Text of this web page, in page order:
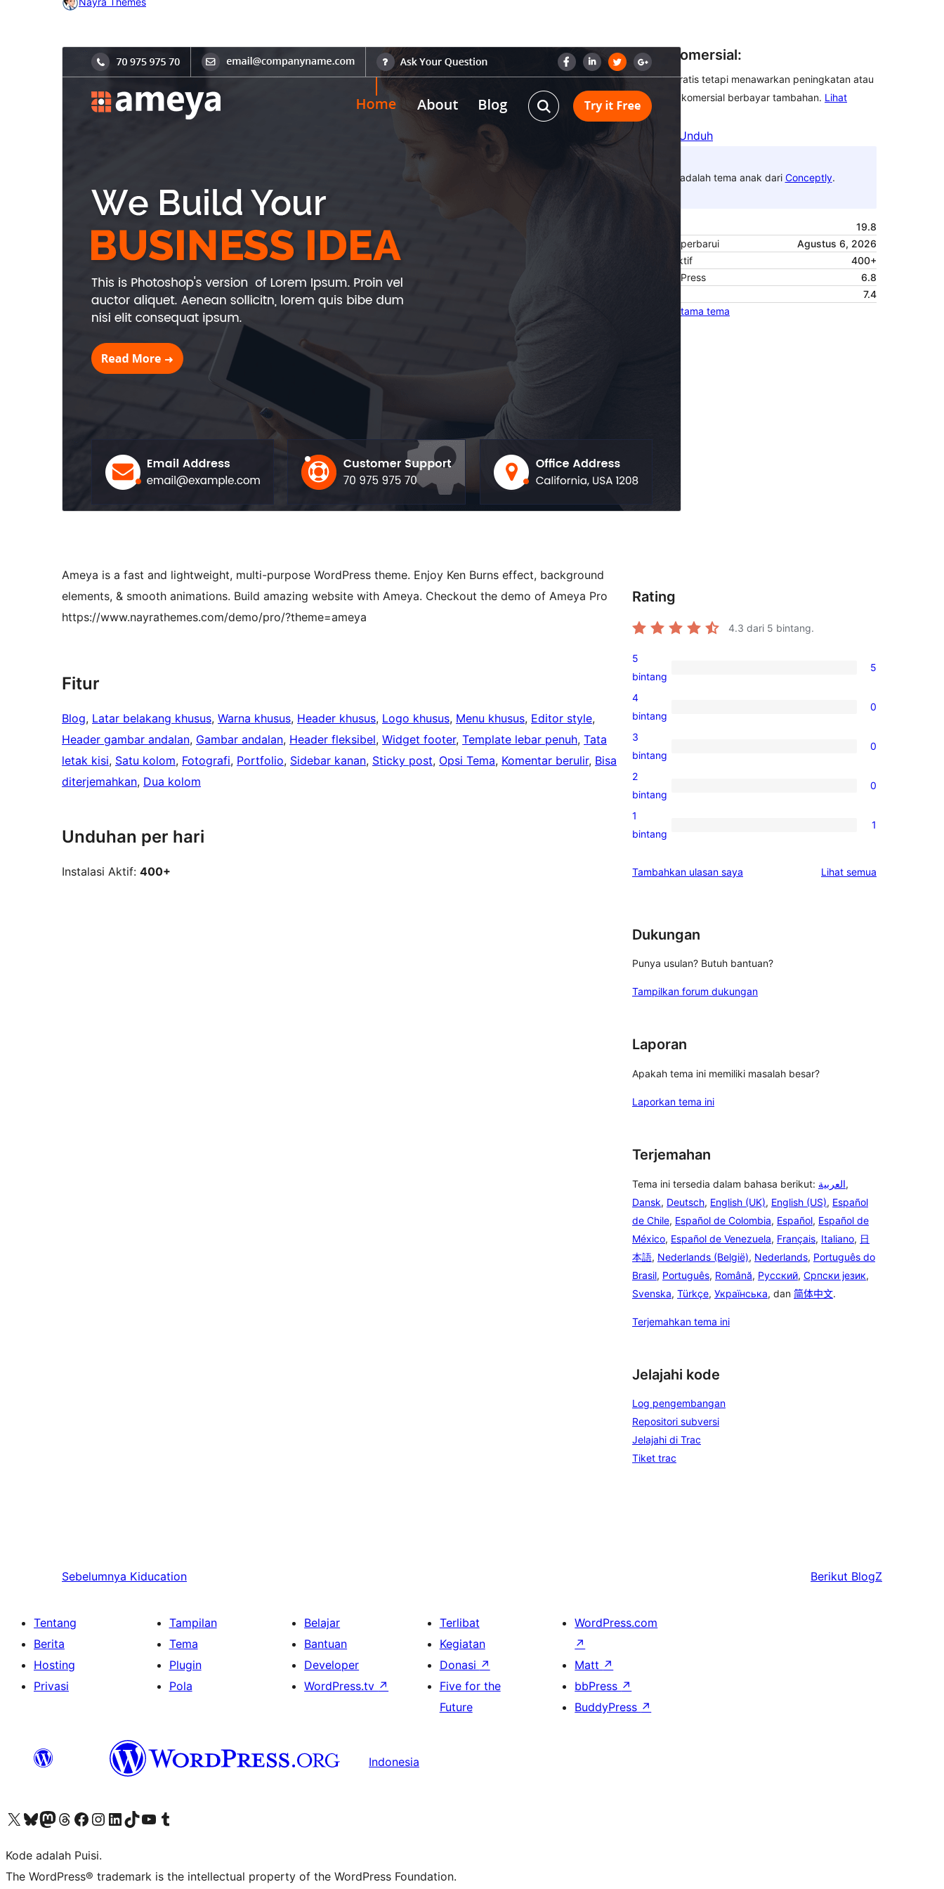
Tema komersial:
Tema ini gratis tetapi menawarkan peningkatan atau
dukungan komersial berbayar tambahan. Lihat
bantuan
Unduh
Ini adalah tema anak dari Conceptly.
19.8
Terakhir diperbarui
Agustus 6, 2026
Instalasi aktif
400+
Versi WordPress
6.8
7.4
Halaman utama tema
Ameya is a fast and lightweight, multi-purpose WordPress theme. Enjoy Ken Burns effect, background
elements, & smooth animations. Build amazing website with Ameya. Checkout the demo of Ameya Pro
https://www.nayrathemes.com/demo/pro/?theme=ameya
Fitur
Blog, Latar belakang khusus, Warna khusus, Header khusus, Logo khusus, Menu khusus, Editor style
Header gambar andalan, Gambar andalan, Header fleksibel, Widget footer, Template lebar penuh, Tata
letak kisi, Satu kolom, Fotografi, Portfolio, Sidebar kanan, Sticky post, Opsi Tema, Komentar berulir, Bisa
diterjemahkan, Dua kolom
Unduhan per hari
Instalasi Aktif: 400+
Rating
4.3 dari 5 bintang.
5
ulasan
5-
5
bintang
5
0
ulasan
4-
4
bintang
0
0
ulasan
3-
3
bintang
0
0
ulasan
2-
2
bintang
0
1
1-
1
bintang
1
Tambahkan ulasan saya Lihat semua
Dukungan
Punya usulan? Butuh bantuan?
Tampilkan forum dukungan
Laporan
Apakah tema ini memiliki masalah besar?
Laporkan tema ini
Terjemahan
Tema ini tersedia dalam bahasa berikut: العربية,
Dansk, Deutsch, English (UK), English (US), Español
de Chile, Español de Colombia, Español, Español de
México, Español de Venezuela, Français, Italiano, 日
本語, Nederlands (België), Nederlands, Português do
Brasil, Português, Română, Русский, Српски језик,
Svenska, Türkçe, Українська, dan 简体中文.
Terjemahkan tema ini
Jelajahi kode
Log pengembangan
Repositori subversi
Jelajahi di Trac
Tiket trac
Sebelumnya Kiducation Berikut BlogZ
Tentang
Berita
Hosting
Privasi
Tampilan
Tema
Plugin
Pola
Belajar
Bantuan
Developer
WordPress.tv ↗
Terlibat
Kegiatan
Donasi ↗
Five for the
Future
WordPress.com
↗
Matt ↗
bbPress ↗
BuddyPress ↗
Indonesia
Kunjungi akun X (sebelumnya Twitter) kamiVisit our Bluesky account
Kunjungi akun Mastodon kami
Visit our Threads account
Kunjungi halaman Facebook kamiKunjungi akun Instagram kamiKunjungi akun LinkedIn kami
Visit our TikTok account
Kunjungi channel YouTube kamiVisit our Tumblr account
Kode adalah Puisi.
The WordPress® trademark is the intellectual property of the WordPress Foundation.